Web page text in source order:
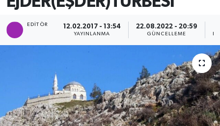
EDITÖR 12.02.2017 - 13:54
YAYINLANMA
22.08.2022 - 20:59
GÜNCELLEME